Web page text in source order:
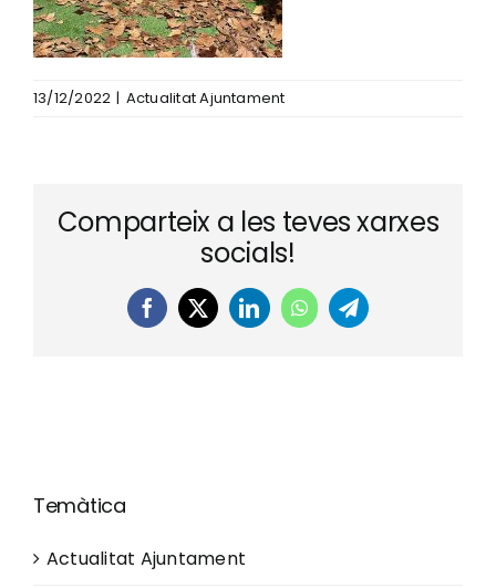
13/12/2022 | Actualitat Ajuntament
Comparteix a les teves xarxes
socials!
Facebook
X LinkedInWhatsAppTelegram
Temàtica
Actualitat Ajuntament